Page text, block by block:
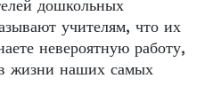
дошкольных
учителям, что их
невероятную работу,
жизни наших самых